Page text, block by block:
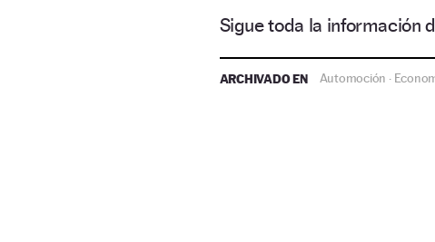
Sigue toda la información
ARCHIVADO EN Automoción ·